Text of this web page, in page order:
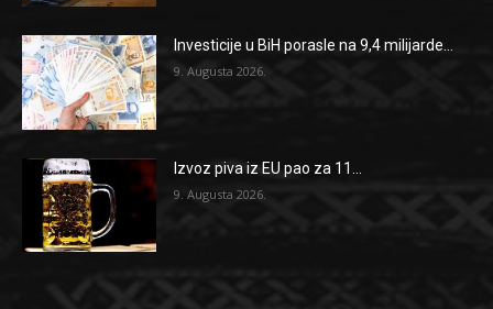
Investicije u BiH porasle na 9,4 milijarde...
9. Augusta 2026.
Izvoz piva iz EU pao za 11...
9. Augusta 2026.